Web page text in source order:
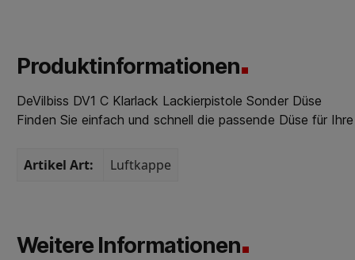
Produktinformationen
DeVilbiss DV1 C Klarlack Lackierpistole Sonder Düse
Finden Sie einfach und schnell die passende Düse für
Artikel Art: Luftkappe
Weitere Informationen